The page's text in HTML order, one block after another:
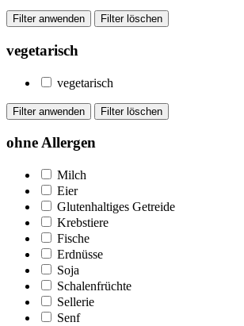
vegetarisch
vegetarisch
ohne Allergen
Milch
Eier
Glutenhaltiges Getreide
Krebstiere
Fische
Erdnüsse
Soja
Schalenfrüchte
Sellerie
Senf